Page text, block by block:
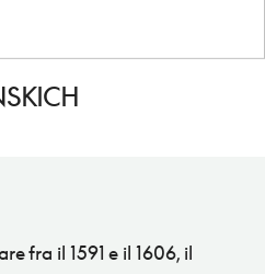
fra il 1591 e il 1606, il